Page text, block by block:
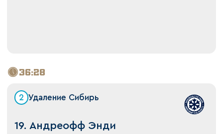
36:28
2 Удаление Сибирь
19. Андреофф Энди